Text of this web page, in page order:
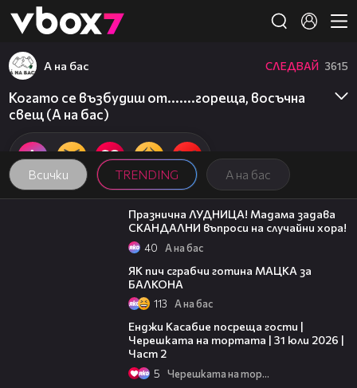
👾
Всички TRENDING А на бас
А на бас СЛЕДВАЙ 3615
Когато се възбудиш от.......гореща, восъчна
свещ (А на бас)
05:05
Празнична ЛУДНИЦА! Мадама задава
СКАНДАЛНИ въпроси на случайни хора!
40 А на бас
ЯК пич сграбчи готина МАЦКА за
БАЛКОНА
113 А на бас
Енджи Касабие посреща гости |
Черешката на тортата | 31 юли 2026 |
Част 2
5 Черешката на тортата